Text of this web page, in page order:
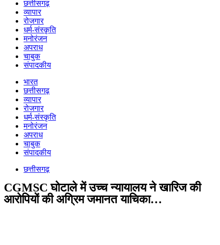
छत्तीसगढ़
व्यापार
रोजगार
धर्म-संस्कृति
मनोरंजन
अपराध
चाबुक
संपादकीय
भारत
छत्तीसगढ़
व्यापार
रोजगार
धर्म-संस्कृति
मनोरंजन
अपराध
चाबुक
संपादकीय
छत्तीसगढ़
CGMSC घोटाले में उच्च न्यायालय ने खारिज की
आरोपियों की अग्रिम जमानत याचिका…